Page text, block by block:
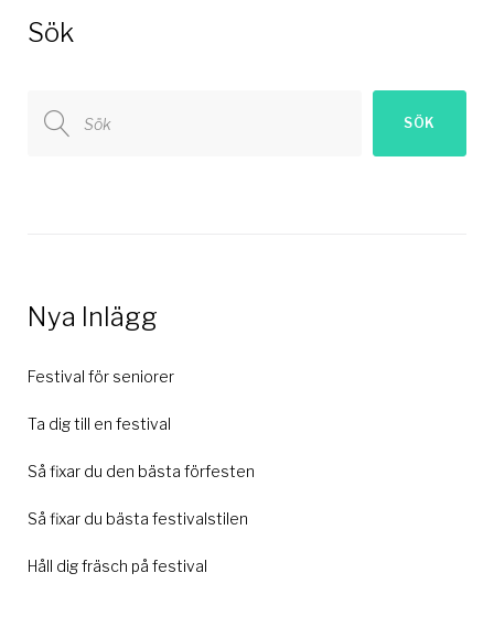
Sök
for:
SÖK
Nya Inlägg
Festival för seniorer
Ta dig till en festival
Så fixar du den bästa förfesten
Så fixar du bästa festivalstilen
Håll dig fräsch på festival